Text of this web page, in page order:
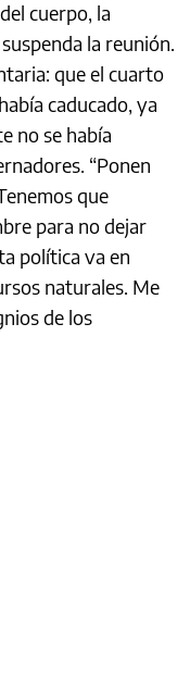
cuerpo, la
la reunión.
que el cuarto
caducado, ya
no se había
“Ponen
que
para no dejar
política va en
naturales. Me
de los